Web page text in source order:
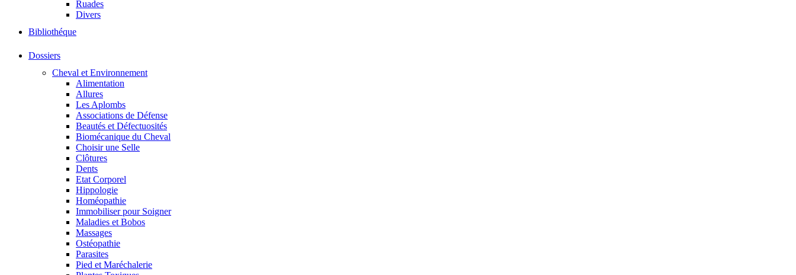
Ruades
Divers
Bibliothéque
Dossiers
Cheval et Environnement
Alimentation
Allures
Les Aplombs
Associations de Défense
Beautés et Défectuosités
Biomécanique du Cheval
Choisir une Selle
Clôtures
Dents
Etat Corporel
Hippologie
Homéopathie
Immobiliser pour Soigner
Maladies et Bobos
Massages
Ostéopathie
Parasites
Pied et Maréchalerie